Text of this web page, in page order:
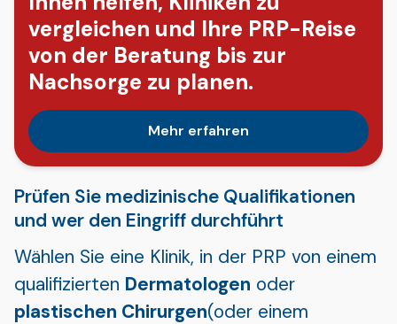
vergleichen und Ihre PRP-Reise
von der Beratung bis zur
Nachsorge zu planen.
Mehr erfahren
Prüfen Sie medizinische Qualifikationen
und wer den Eingriff durchführt
Wählen Sie eine Klinik, in der PRP von einem
qualifizierten Dermatologen oder
plastischen Chirurgen(oder einem